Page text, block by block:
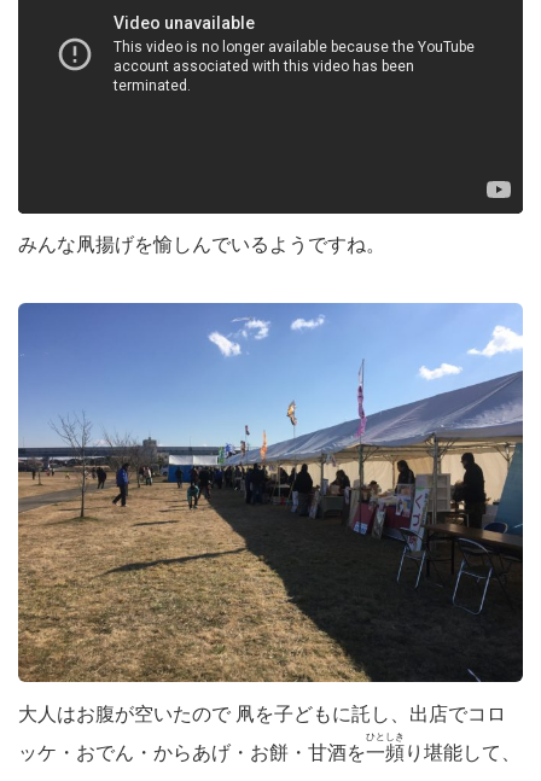
みんな凧揚げを愉しんでいるようですね。
大人はお腹が空いたので 凧を子どもに託し、出店でコロ
ッケ・おでん・からあげ・お餅・甘酒を一頻
ひとしき
り堪能して、